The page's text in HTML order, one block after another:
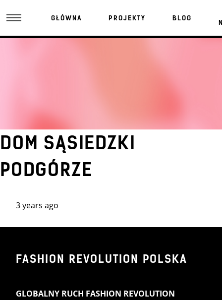
GŁÓWNA PROJEKTY BLOG
DOM SĄSIEDZKI
PODGÓRZE
3 years ago
FASHION REVOLUTION POLSKA
GLOBALNY RUCH FASHION REVOLUTION